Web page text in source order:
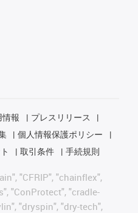
情報
プレスリリース
個人情報保護ポリシー
取引条件 手続規則
"CFRIP", "chainflex",
"ConProtect", "cradle-
"dryspin", "dry-tech",